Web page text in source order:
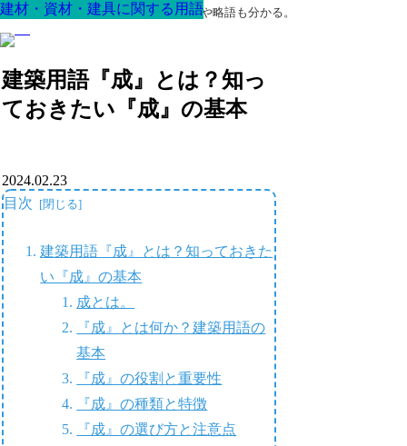
最高の家を作るための知識！専門用語や略語も分かる。
建築用語『成』とは？知っ
ておきたい『成』の基本
建材・資材・建具に関する用語
2024.02.23
目次
建築用語『成』とは？知っておきた
い『成』の基本
成とは。
『成』とは何か？建築用語の
基本
『成』の役割と重要性
『成』の種類と特徴
『成』の選び方と注意点
建材・資材・建具に関する用語
建材・資材・建具に関する用語
建材・資材・建具に関する用語
建材・資材・建具に関する用語
建材・資材・建具に関する用語
建材・資材・建具に関する用語